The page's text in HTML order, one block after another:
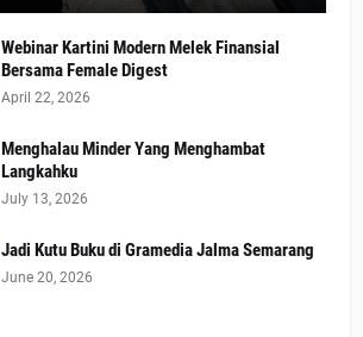
Webinar Kartini Modern Melek Finansial
Bersama Female Digest
April 22, 2026
Menghalau Minder Yang Menghambat
Langkahku
July 13, 2026
Jadi Kutu Buku di Gramedia Jalma Semarang
June 20, 2026